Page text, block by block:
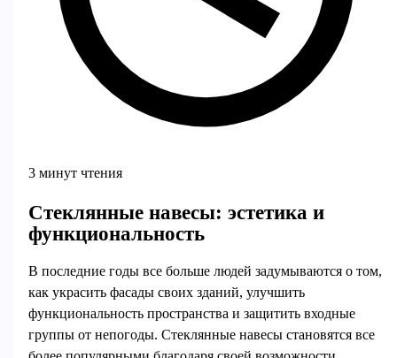
3 минут чтения
Стеклянные навесы: эстетика и
функциональность
В последние годы все больше людей задумываются о том,
как украсить фасады своих зданий, улучшить
функциональность пространства и защитить входные
группы от непогоды. Стеклянные навесы становятся все